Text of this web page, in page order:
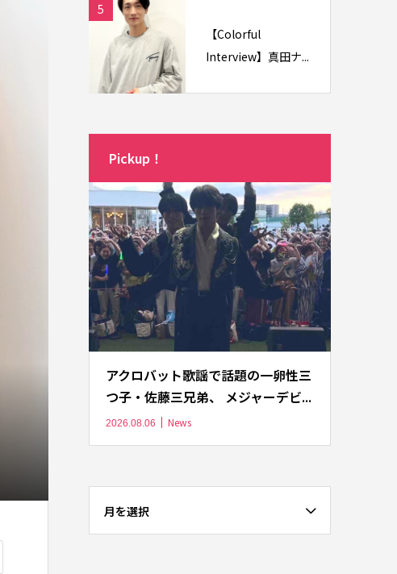
5
【Colorful
Interview】真田ナ...
Pickup！
アクロバット歌謡で話題の一卵性三
つ子・佐藤三兄弟、 メジャーデビ...
2026.08.06 News
月を選択